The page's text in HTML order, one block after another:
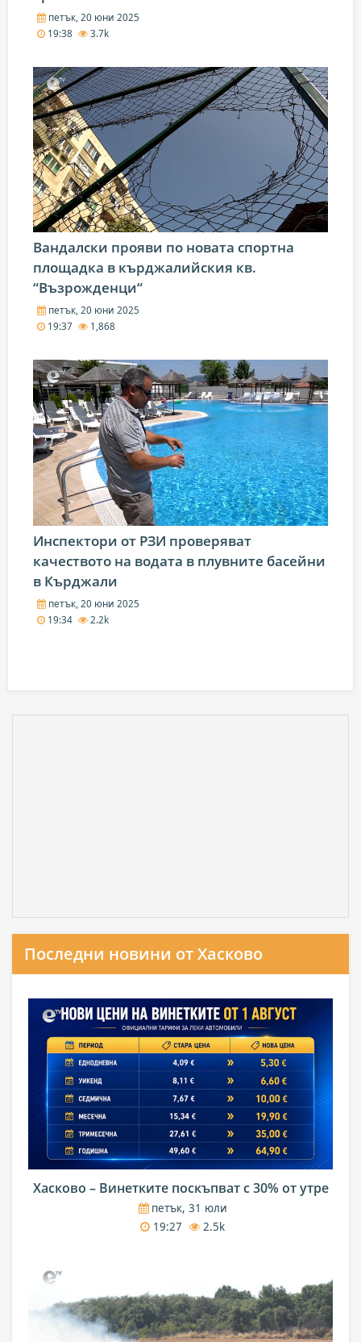
петък, 20 юни 2025
19:38
3.7k
Вандалски прояви по новата спортна
площадка в кърджалийския кв.
“Възрожденци“
петък, 20 юни 2025
19:37
1,868
Инспектори от РЗИ проверяват
качеството на водата в плувните басейни
в Кърджали
петък, 20 юни 2025
19:34
2.2k
Последни новини от Хасково
Хасково – Винетките поскъпват с 30% от утре
петък, 31 юли
19:27
2.5k